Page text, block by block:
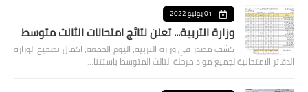
01 يوليو 2022
وزارة التربية... تعلن نتائج امتحانات الثالث متوسط
كشف مصدر في وزارة التربية، اليوم الجمعة، اكمال تصحيح الوزارة
الدفاتر الامتحانية لجميع مواد مرحلة الثالث المتوسط باستثنا…